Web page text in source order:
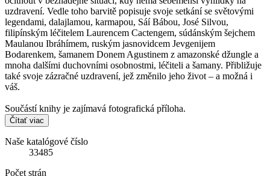
uzdravení. Vedle toho barvitě popisuje svoje setkání se světovými
legendami, dalajlamou, karmapou, Sáí Bábou, José Silvou,
filipínským léčitelem Laurencem Cactengem, súdánským šejchem
Maulanou Ibráhímem, ruským jasnovidcem Jevgenijem
Bodarenkem, šamanem Donem Agustinem z amazonské džungle a
mnoha dalšími duchovními osobnostmi, léčiteli a šamany. Přibližuje
také svoje zázračné uzdravení, jež změnilo jeho život – a možná i
váš.
Součástí knihy je zajímavá fotografická příloha.
Čítať viac
Naše katalógové číslo
33485
Počet strán